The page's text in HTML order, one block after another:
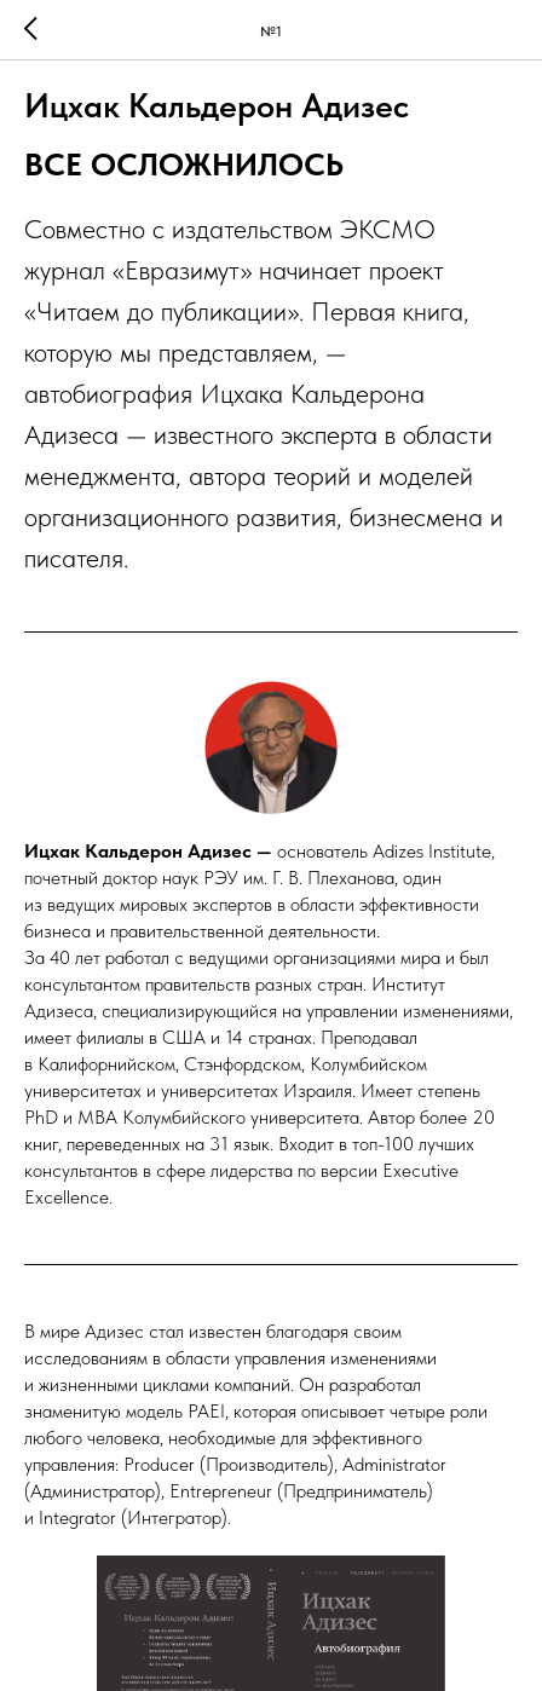
№1
Ицхак Кальдерон Адизес
ВСЕ ОСЛОЖНИЛОСЬ
Совместно с издательством ЭКСМО
журнал «Евразимут» начинает проект
«Читаем до публикации». Первая книга,
которую мы представляем, —
автобиография Ицхака Кальдерона
Адизеса — известного эксперта в области
менеджмента, автора теорий и моделей
организационного развития, бизнесмена и
писателя.
Ицхак Кальдерон Адизес — основатель Adizes Institute,
почетный доктор наук РЭУ им. Г. В. Плеханова, один
из ведущих мировых экспертов в области эффективности
бизнеса и правительственной деятельности.
За 40 лет работал с ведущими организациями мира и был
консультантом правительств разных стран. Институт
Адизеса, специализирующийся на управлении изменениями,
имеет филиалы в США и 14 странах. Преподавал
в Калифорнийском, Стэнфордском, Колумбийском
университетах и университетах Израиля. Имеет степень
PhD и MBA Колумбийского университета. Автор более 20
книг, переведенных на 31 язык. Входит в топ-100 лучших
консультантов в сфере лидерства по версии Executive
Excellence.
В мире Адизес стал известен благодаря своим
исследованиям в области управления изменениями
и жизненными циклами компаний. Он разработал
знаменитую модель PAEI, которая описывает четыре роли
любого человека, необходимые для эффективного
управления: Producer (Производитель), Administrator
(Администратор), Entrepreneur (Предприниматель)
и Integrator (Интегратор).